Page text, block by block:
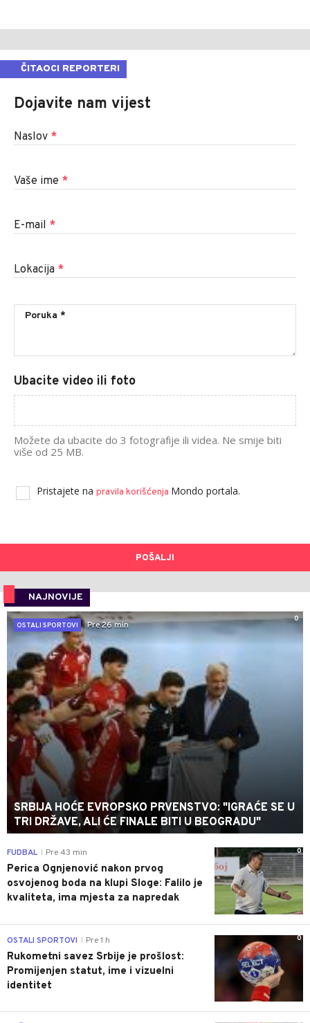
ČITAOCI REPORTERI
Dojavite nam vijest
Naslov *
Vaše ime *
E-mail *
Lokacija *
Ubacite video ili foto
Možete da ubacite do 3 fotografije ili videa. Ne smije biti
više od 25 MB.
Pristajete na pravila korišćenja Mondo portala.
POŠALJI
NAJNOVIJE
0
OSTALI SPORTOVI
Pre 26 min
SRBIJA HOĆE EVROPSKO PRVENSTVO: "IGRAĆE SE U
TRI DRŽAVE, ALI ĆE FINALE BITI U BEOGRADU"
0
FUDBAL Pre 43 min
Perica Ognjenović nakon prvog
osvojenog boda na klupi Sloge: Falilo je
kvaliteta, ima mjesta za napredak
0
OSTALI SPORTOVI Pre 1 h
Rukometni savez Srbije je prošlost:
Promijenjen statut, ime i vizuelni
identitet